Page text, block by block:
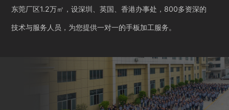
东莞厂区1.2万㎡，设深圳、英国、香港办事处，800多资深的
技术与服务人员，为您提供一对一的手板加工服务。